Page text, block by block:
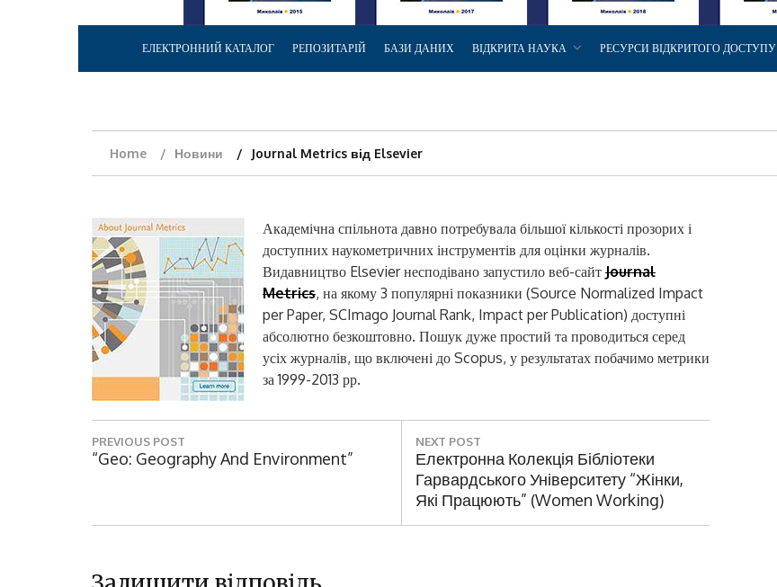
ЕЛЕКТРОННИЙ КАТАЛОГ РЕПОЗИТАРІЙ БАЗИ ДАНИХ ВІДКРИТА НАУКА РЕСУРСИ ВІДКРИТОГО ДОСТУПУ
Home Новини Journal Metrics від Elsevier
Академічна спільнота давно потребувала більшої кількості прозорих і
доступних наукометричних інструментів для оцінки журналів.
Видавництво Elsevier несподівано запустило веб-сайт Journal
Metrics, на якому 3 популярні показники (Source Normalized Impact
per Paper, SCImago Journal Rank, Impact per Publication) доступні
абсолютно безкоштовно. Пошук дуже простий та проводиться серед
усіх журналів, що включені до Scopus, у результатах побачимо метрики
за 1999-2013 рр.
Н
а
і
PREVIOUS POST
P
U
“Geo: Geography And Environment”
NEXT POST
N
E
X
Електронна Колекція Бібліотеки
Гарвардського Університету “Жінки,
Які Працюють” (Women Working)